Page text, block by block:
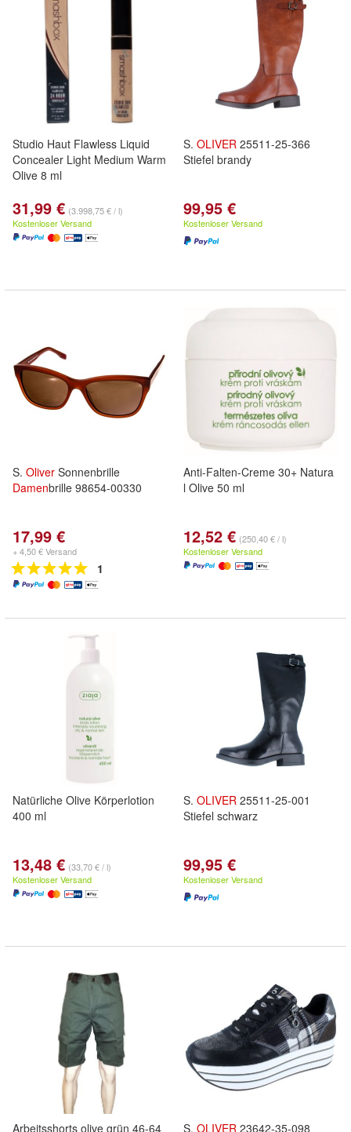
Studio Haut Flawless Liquid
Concealer Light Medium Warm
Olive 8 ml
31,99 € (3.998,75 € / l)
Kostenloser Versand
S. OLIVER 25511-25-366
Stiefel brandy
99,95 €
Kostenloser Versand
S. Oliver Sonnenbrille
Damenbrille 98654-00330
17,99 €
+ 4,50 € Versand
1
Anti-Falten-Creme 30+ Natura
l Olive 50 ml
12,52 € (250,40 € / l)
Kostenloser Versand
Natürliche Olive Körperlotion
400 ml
13,48 € (33,70 € / l)
Kostenloser Versand
S. OLIVER 25511-25-001
Stiefel schwarz
99,95 €
Kostenloser Versand
Arbeitsshorts olive grün 46-64 S. OLIVER 23642-35-098